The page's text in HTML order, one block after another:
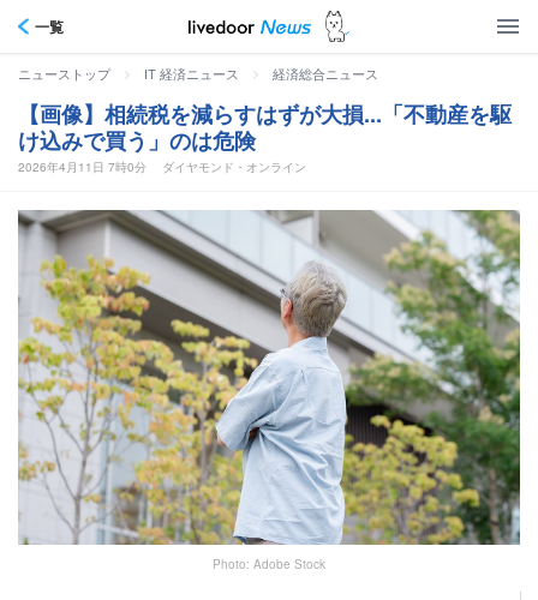
一覧
ニューストップ > IT 経済ニュース > 経済総合ニュース
【画像】相続税を減らすはずが大損...「不動産を駆
け込みで買う」のは危険
2026年4月11日 7時0分 ダイヤモンド・オンライン
Photo: Adobe Stock